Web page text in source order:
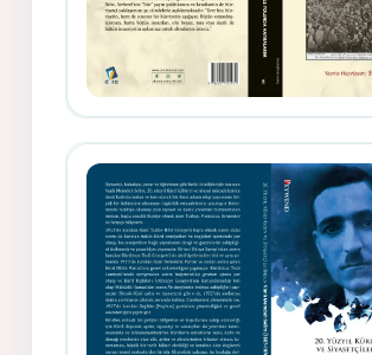
Siyasetçi Kimliğiyle